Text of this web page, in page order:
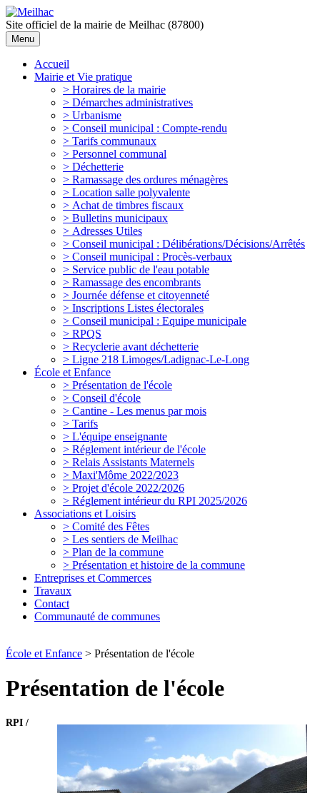
Site officiel de la mairie de Meilhac (87800)
Menu
Accueil
Mairie et Vie pratique
> Horaires de la mairie
> Démarches administratives
> Urbanisme
> Conseil municipal : Compte-rendu
> Tarifs communaux
> Personnel communal
> Déchetterie
> Ramassage des ordures ménagères
> Location salle polyvalente
> Achat de timbres fiscaux
> Bulletins municipaux
> Adresses Utiles
> Conseil municipal : Délibérations/Décisions/Arrêtés
> Conseil municipal : Procès-verbaux
> Service public de l'eau potable
> Ramassage des encombrants
> Journée défense et citoyenneté
> Inscriptions Listes électorales
> Conseil municipal : Equipe municipale
> RPQS
> Recyclerie avant déchetterie
> Ligne 218 Limoges/Ladignac-Le-Long
École et Enfance
> Présentation de l'école
> Conseil d'école
> Cantine - Les menus par mois
> Tarifs
> L'équipe enseignante
> Réglement intérieur de l'école
> Relais Assistants Maternels
> Maxi'Môme 2022/2023
> Projet d'école 2022/2026
> Réglement intérieur du RPI 2025/2026
Associations et Loisirs
> Comité des Fêtes
> Les sentiers de Meilhac
> Plan de la commune
> Présentation et histoire de la commune
Entreprises et Commerces
Travaux
Contact
Communauté de communes
École et Enfance > Présentation de l'école
Présentation de l'école
RPI /